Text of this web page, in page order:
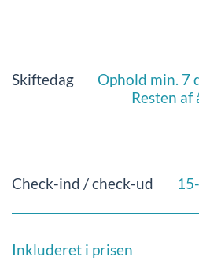
Skiftedag
Ophold min. 7
Resten
Check-ind / check-ud
Inkluderet i prisen